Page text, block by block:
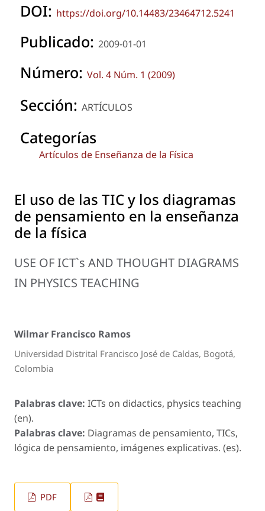
DOI: https://doi.org/10.14483/23464712.5241
Publicado: 2009-01-01
Número: Vol. 4 Núm. 1 (2009)
Sección: ARTÍCULOS
Categorías
Artículos de Enseñanza de la Física
El uso de las TIC y los diagramas
de pensamiento en la enseñanza
de la física
USE OF ICT`s AND THOUGHT DIAGRAMS
IN PHYSICS TEACHING
Wilmar Francisco Ramos
Universidad Distrital Francisco José de Caldas, Bogotá,
Colombia
Palabras clave: ICTs on didactics, physics teaching
(en).
Palabras clave: Diagramas de pensamiento, TICs,
lógica de pensamiento, imágenes explicativas. (es).
PDF